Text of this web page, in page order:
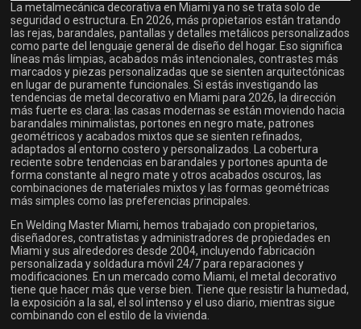
La metalmecánica decorativa en Miami ya no se trata solo de
seguridad o estructura. En 2026, más propietarios están tratando
las rejas, barandales, pantallas y detalles metálicos personalizados
como parte del lenguaje general de diseño del hogar. Eso significa
líneas más limpias, acabados más intencionales, contrastes más
marcados y piezas personalizadas que se sienten arquitectónicas
en lugar de puramente funcionales. Si estás investigando las
tendencias de metal decorativo en Miami para 2026, la dirección
más fuerte es clara: las casas modernas se están moviendo hacia
barandales minimalistas, portones en negro mate, patrones
geométricos y acabados mixtos que se sienten refinados,
adaptados al entorno costero y personalizados. La cobertura
reciente sobre tendencias en barandales y portones apunta de
forma constante al negro mate y otros acabados oscuros, las
combinaciones de materiales mixtos y las formas geométricas
más simples como las preferencias principales.
En Welding Master Miami, hemos trabajado con propietarios,
diseñadores, contratistas y administradores de propiedades en
Miami y sus alrededores desde 2004, incluyendo fabricación
personalizada y soldadura móvil 24/7 para reparaciones y
modificaciones. En un mercado como Miami, el metal decorativo
tiene que hacer más que verse bien. Tiene que resistir la humedad,
la exposición a la sal, el sol intenso y el uso diario, mientras sigue
combinando con el estilo de la vivienda.